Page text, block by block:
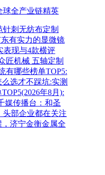
球全产业链精英
刺无纺布定制
有实力的显微镜
表现与4款横评
匠机械 五轴定制
有哪些榜单TOP5:
选才不踩坑:实测
年8月):
媒传播台：和圣
头部企业都在关注
济宁金衡金属全